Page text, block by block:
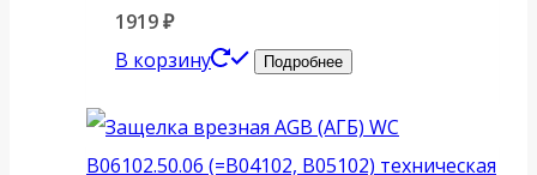
1919₽
В корзину
Подробнее